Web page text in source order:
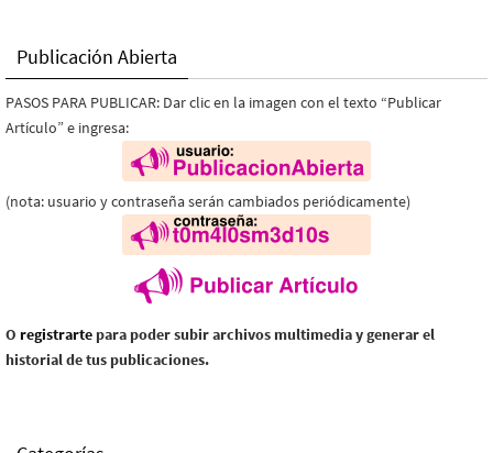
Publicación Abierta
PASOS PARA PUBLICAR: Dar clic en la imagen con el texto “Publicar
Artículo” e ingresa:
(nota: usuario y contraseña serán cambiados periódicamente)
O registrarte para poder subir archivos multimedia y generar el
historial de tus publicaciones.